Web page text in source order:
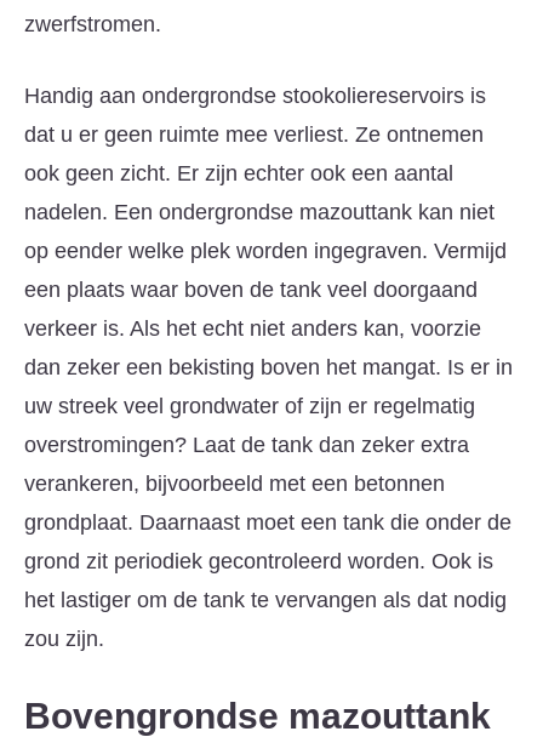
zwerfstromen.
Handig aan ondergrondse stookoliereservoirs is
dat u er geen ruimte mee verliest. Ze ontnemen
ook geen zicht. Er zijn echter ook een aantal
nadelen. Een ondergrondse mazouttank kan niet
op eender welke plek worden ingegraven. Vermijd
een plaats waar boven de tank veel doorgaand
verkeer is. Als het echt niet anders kan, voorzie
dan zeker een bekisting boven het mangat. Is er in
uw streek veel grondwater of zijn er regelmatig
overstromingen? Laat de tank dan zeker extra
verankeren, bijvoorbeeld met een betonnen
grondplaat. Daarnaast moet een tank die onder de
grond zit periodiek gecontroleerd worden. Ook is
het lastiger om de tank te vervangen als dat nodig
zou zijn.
Bovengrondse mazouttank